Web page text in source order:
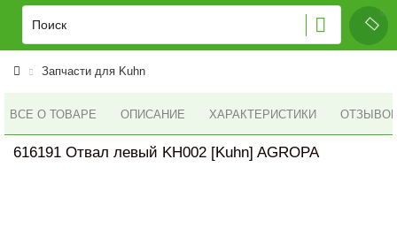
Запчасти для Kuhn
ВСЕ О ТОВАРЕ ОПИСАНИЕ ХАРАКТЕРИСТИКИ ОТЗЫВОВ
616191 Отвал левый KH002 [Kuhn] AGROPA